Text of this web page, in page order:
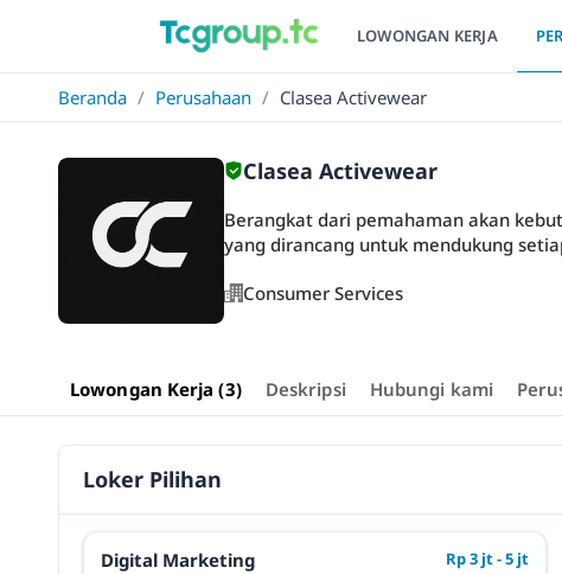
LOWONGAN KERJA
Beranda / Perusahaan / Clasea Activewear
Clasea Activewear
Berangkat dari pemahaman akan
yang dirancang untuk mendukung
Consumer Services
Lowongan Kerja (3) Deskripsi Hubungi kami
Loker Pilihan
Digital Marketing
Rp 3 jt - 5 jt